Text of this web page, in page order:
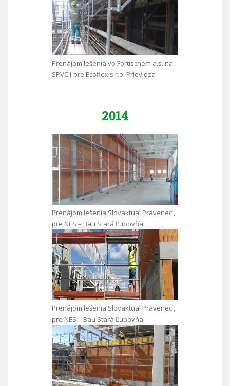
Prenájom lešenia vo Fortischem a.s. na
SPVC1 pre Ecoflex s.r.o. Prievidza
2014
Prenájom lešenia Slovaktual Pravenec ,
pre NES – Bau Stará Ľubovňa
Prenájom lešenia Slovaktual Pravenec ,
pre NES – Bau Stará Ľubovňa